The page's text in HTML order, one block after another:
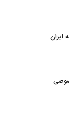
ایران